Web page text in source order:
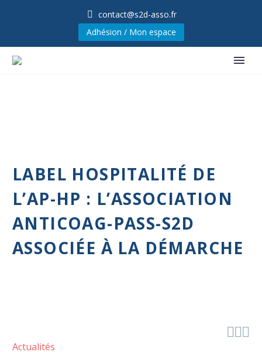
contact@s2d-asso.fr
Adhésion / Mon espace
LABEL HOSPITALITÉ DE
L’AP-HP : L’ASSOCIATION
ANTICOAG-PASS-S2D
ASSOCIÉE À LA DÉMARCHE

Actualités